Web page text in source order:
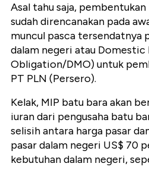
Asal tahu saja,
sudah direncanakan pada
muncul pasca tersendatnya
dalam negeri atau Domestic
Obligation/DMO) untuk
PT PLN (Persero).
Kelak, MIP batu bara akan
iuran dari pengusaha batu
selisih antara harga pasar
pasar dalam negeri US$ 70
kebutuhan dalam negeri,